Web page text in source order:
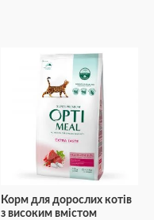
Корм для дорослих котів
з високим вмістом